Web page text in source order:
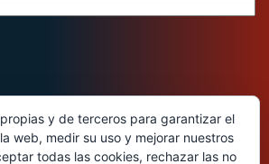
y de terceros para garantizar el
web, medir su uso y mejorar nuestros
todas las cookies, rechazar las no